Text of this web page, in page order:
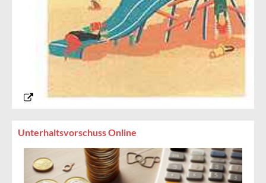
Unterhaltsvorschuss Online